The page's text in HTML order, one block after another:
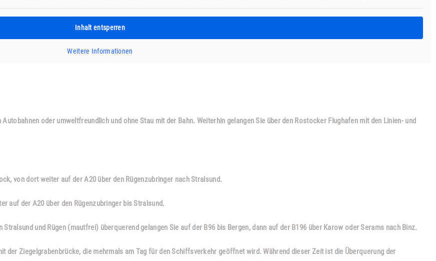
Inhalt entsperren
Weitere Informationen
oder umweltfreundlich und ohne Stau mit der Bahn. Weiterhin gelangen Sie über den Rostocker Flughafen mit den Linien- und
von dort weiter auf der A20 über den Rügenzubringer nach Stralsund.
auf der A20 über den Rügenzubringer bis Stralsund.
und Rügen (mautfrei) überquerend gelangen Sie auf der B96 bis Bergen, dann auf der B196 über Karow oder Serams nach Binz.
der Ziegelgrabenbrücke, die mehrmals am Tag für den Schiffsverkehr geöffnet wird. Während dieser Zeit ist die Überquerung der